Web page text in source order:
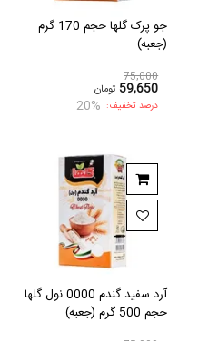
جو پرک گلها حجم 170 گرم
(جعبه)
75,000
59,650 تومان
درصد تخفیف: 20%
آرد سفید گندم 0000 نول گلها
حجم 500 گرم (جعبه)